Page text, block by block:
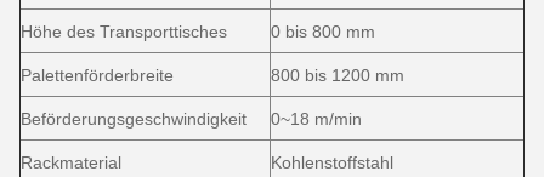
Höhe des Transporttisches 0 bis 800 mm
Palettenförderbreite 800 bis 1200 mm
Beförderungsgeschwindigkeit 0~18 m/min
Rackmaterial Kohlenstoffstahl